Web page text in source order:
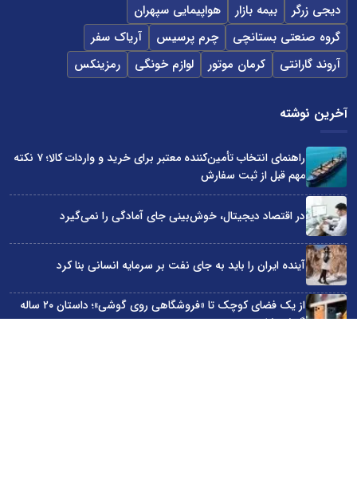
دیجی زرگر
بیمه بازار
هواپیمایی سپهران
گروه صنعتی بستانچی
چرم پرسیس
آریاک سفر
آروند گارانتی
کرمان موتور لوازم خونگی رمزینکس
آخرین نوشته
راهنمای انتخاب تأمین‌کننده معتبر برای خرید و واردات کالا؛ ۷ نکته
مهم قبل از ثبت سفارش
در اقتصاد دیجیتال، خوش‌بینی جای آمادگی را نمی‌گیرد
آینده ایران را باید به جای نفت بر سرمایه انسانی بنا کرد
از یک فضای کوچک تا «فروشگاهی روی گوشی»؛ داستان ۲۰ ساله
گوشی‌شاپ